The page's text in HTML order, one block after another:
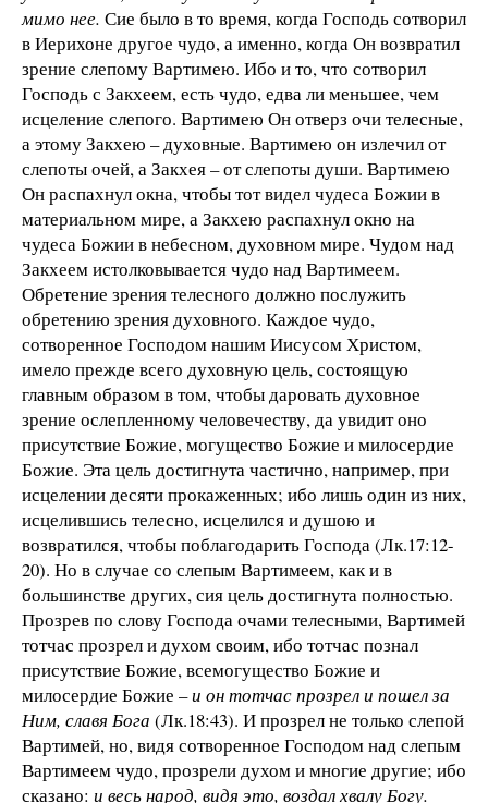
мимо нее. Сие было в то время, когда Господь сотворил
в Иерихоне другое чудо, а именно, когда Он возвратил
зрение слепому Вартимею. Ибо и то, что сотворил
Господь с Закхеем, есть чудо, едва ли меньшее, чем
исцеление слепого. Вартимею Он отверз очи телесные,
а этому Закхею – духовные. Вартимею он излечил от
слепоты очей, а Закхея – от слепоты души. Вартимею
Он распахнул окна, чтобы тот видел чудеса Божии в
материальном мире, а Закхею распахнул окно на
чудеса Божии в небесном, духовном мире. Чудом над
Закхеем истолковывается чудо над Вартимеем.
Обретение зрения телесного должно послужить
обретению зрения духовного. Каждое чудо,
сотворенное Господом нашим Иисусом Христом,
имело прежде всего духовную цель, состоящую
главным образом в том, чтобы даровать духовное
зрение ослепленному человечеству, да увидит оно
присутствие Божие, могущество Божие и милосердие
Божие. Эта цель достигнута частично, например, при
исцелении десяти прокаженных; ибо лишь один из них,
исцелившись телесно, исцелился и душою и
возвратился, чтобы поблагодарить Господа (Лк.17:12-
20). Но в случае со слепым Вартимеем, как и в
большинстве других, сия цель достигнута полностью.
Прозрев по слову Господа очами телесными, Вартимей
тотчас прозрел и духом своим, ибо тотчас познал
присутствие Божие, всемогущество Божие и
милосердие Божие –и он тотчас прозрел и пошел за
Ним, славя Бога (Лк.18:43). И прозрел не только слепой
Вартимей, но, видя сотворенное Господом над слепым
Вартимеем чудо, прозрели духом и многие другие; ибо
сказано: и весь народ, видя это, воздал хвалу Богу.